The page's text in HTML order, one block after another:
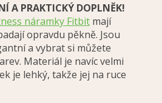
A PRAKTICKÝ DOPLNĚK!
náramky Fitbit mají
opravdu pěkně. Jsou
a vybrat si můžete
Materiál je navíc velmi
je lehký, takže jej na ruce